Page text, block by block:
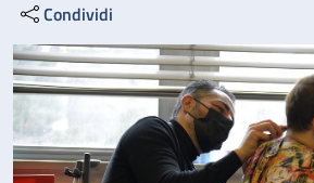
Condividi